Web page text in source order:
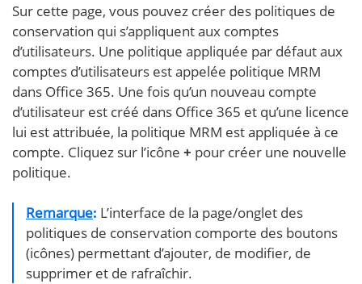
Sur cette page, vous pouvez créer des politiques de
conservation qui s’appliquent aux comptes
d’utilisateurs. Une politique appliquée par défaut aux
comptes d’utilisateurs est appelée politique MRM
dans Office 365. Une fois qu’un nouveau compte
d’utilisateur est créé dans Office 365 et qu’une licence
lui est attribuée, la politique MRM est appliquée à ce
compte. Cliquez sur l’icône + pour créer une nouvelle
politique.
Remarque: L’interface de la page/onglet des
politiques de conservation comporte des boutons
(icônes) permettant d’ajouter, de modifier, de
supprimer et de rafraîchir.